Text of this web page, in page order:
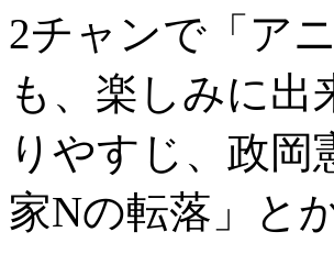
2チャンで「ア
も、楽しみに
りやすじ、政
家Nの転落」と